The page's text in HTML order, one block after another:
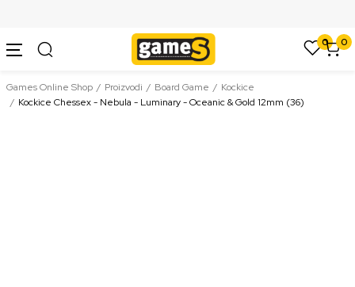
0 0
Games Online Shop Proizvodi Board Game
Kockice
Kockice Chessex - Nebula - Luminary - Oceanic & Gold 12mm (36)